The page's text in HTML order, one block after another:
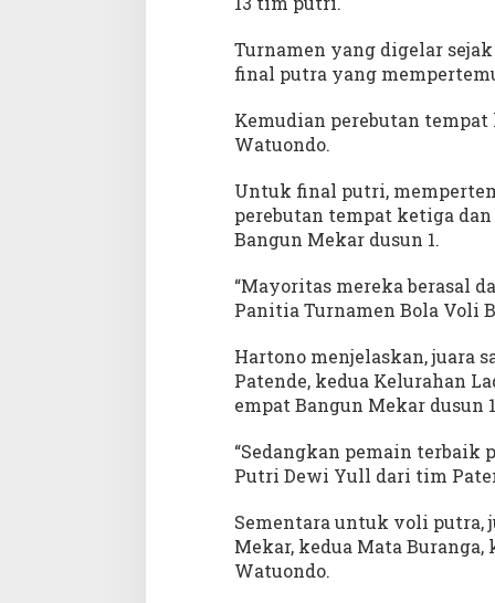
Turnamen yang digelar
final putra yang
Kemudian perebutan
Watuondo.
Untuk final putri,
perebutan tempat ketiga
Bangun Mekar dusun 1.
“Mayoritas mereka berasal
Panitia Turnamen Bola Voli
Hartono menjelaskan, juara
Patende, kedua Kelurahan
empat Bangun Mekar dusun
“Sedangkan pemain terbaik
Putri Dewi Yull dari tim
Sementara untuk voli putra,
Mekar, kedua Mata
Watuondo.